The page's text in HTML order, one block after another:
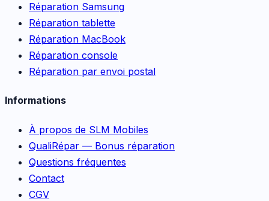
Réparation Samsung
Réparation tablette
Réparation MacBook
Réparation console
Réparation par envoi postal
Informations
À propos de SLM Mobiles
QualiRépar — Bonus réparation
Questions fréquentes
Contact
CGV